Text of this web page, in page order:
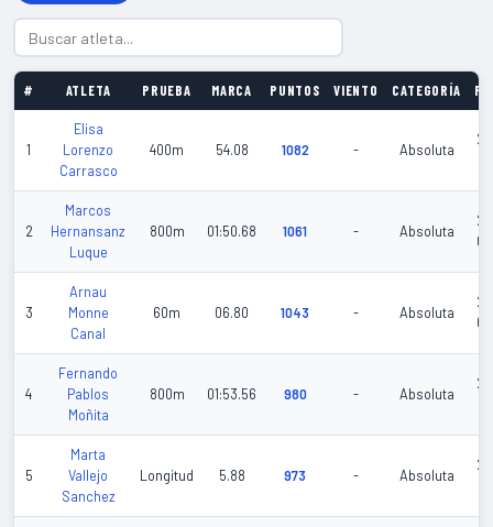
# ATLETA PRUEBA MARCA PUNTOS VIENTO CATEGORÍA
1
Elisa
Lorenzo
Carrasco
400m 54.08 1082 - Absoluta
2
Marcos
Hernansanz
Luque
800m 01:50.68 1061 - Absoluta
3
Arnau
Monne
Canal
60m 06.80 1043 - Absoluta
4
Fernando
Pablos
Moñita
800m 01:53.56 980 - Absoluta
5
Marta
Vallejo
Sanchez
Longitud 5.88 973 - Absoluta